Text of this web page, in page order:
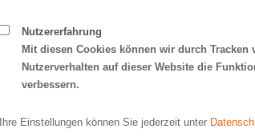
einwandfrei und mit viel Liebe zum Detail
bedrucken lassen!
Nutzererfahrung
Mit diesen Cookies können wir durch Tracken
Nutzerverhalten auf dieser Website die
verbessern.
Ihre Einstellungen können Sie jederzeit unter